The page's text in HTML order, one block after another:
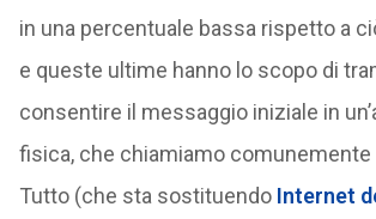
in una percentuale bassa rispetto a
e queste ultime hanno lo scopo di
consentire il messaggio iniziale in
fisica, che chiamiamo comunemente
Tutto (che sta sostituendo Internet